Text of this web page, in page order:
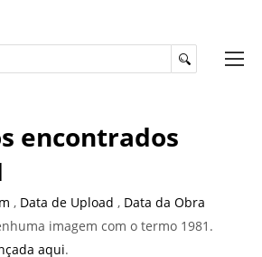
encontrados
, Data de Upload , Data da Obra
imagem com o termo 1981.
aqui.